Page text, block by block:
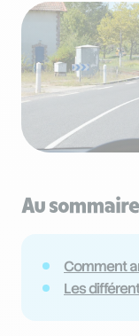
Au sommaire
Comment
Les